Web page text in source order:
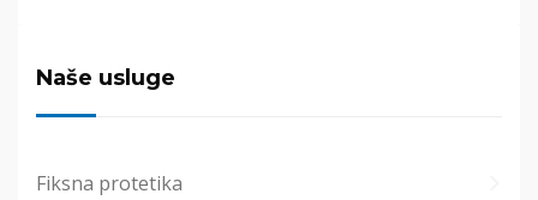
Naše usluge
Fiksna protetika